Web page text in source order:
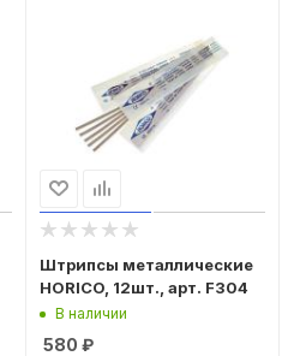
Штрипсы металлические
HORICO, 12шт., арт. F304
В наличии
580 ₽